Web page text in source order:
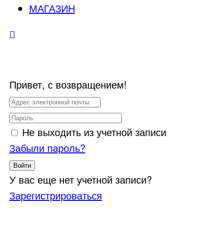
МАГАЗИН
Привет, с возвращением!
Не выходить из учетной записи
Забыли пароль?
Войти
У вас еще нет учетной записи?
Зарегистрироваться